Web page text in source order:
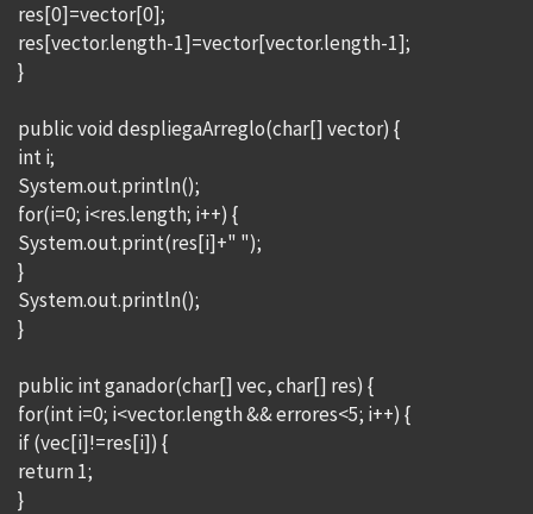
res[0]=vector[0];
res[vector.length-1]=vector[vector.length-1];
}
public void despliegaArreglo(char[] vector) {
int i;
System.out.println();
for(i=0; i<res.length; i++) {
System.out.print(res[i]+" ");
}
System.out.println();
}
public int ganador(char[] vec, char[] res) {
for(int i=0; i<vector.length && errores<5; i++) {
if (vec[i]!=res[i]) {
return 1;
}